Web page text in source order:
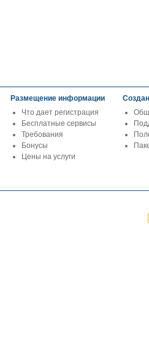
Размещение информации
Что дает регистрация
Бесплатные сервисы
Требования
Бонусы
Цены на услуги